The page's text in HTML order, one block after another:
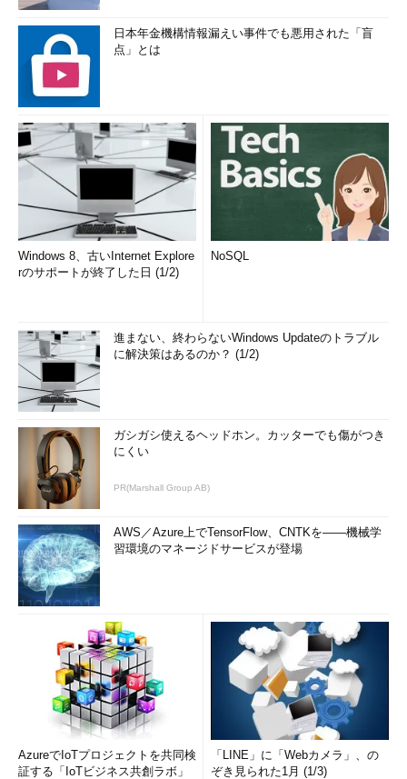
日本年金機構情報漏えい事件でも悪用された「盲
点」とは
Windows 8、古いInternet Explore
rのサポートが終了した日 (1/2)
NoSQL
進まない、終わらないWindows Updateのトラブル
に解決策はあるのか？ (1/2)
ガシガシ使えるヘッドホン。カッターでも傷がつき
にくい
PR(Marshall Group AB)
AWS／Azure上でTensorFlow、CNTKを――機械学
習環境のマネージドサービスが登場
AzureでIoTプロジェクトを共同検
証する「IoTビジネス共創ラボ」
「LINE」に「Webカメラ」、の
ぞき見られた1月 (1/3)